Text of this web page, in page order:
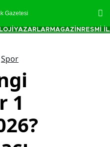
Gazetesi
YAZARLAR MAGAZİN RESMİ
Spor
1